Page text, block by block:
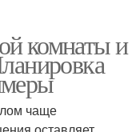
комнаты и
чаще